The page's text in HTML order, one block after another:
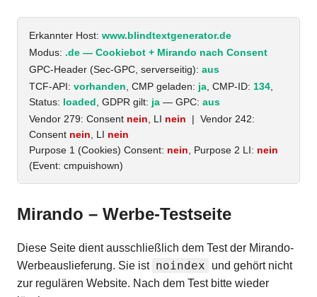
Erkannter Host: www.blindtextgenerator.de
Modus: .de — Cookiebot + Mirando nach Consent
GPC-Header (Sec-GPC, serverseitig): aus
TCF-API: vorhanden , CMP geladen: ja , CMP-ID: 134
Status: loaded , GDPR gilt: ja — GPC: aus
Vendor 279: Consent nein , LI nein | Vendor 242:
Consent nein , LI nein
Purpose 1 (Cookies) Consent: nein , Purpose 2 LI: nein
(Event: cmpuishown)
Mirando – Werbe-Testseite
Diese Seite dient ausschließlich dem Test der Mirando-
Werbeauslieferung. Sie ist noindex
und gehört nicht
zur regulären Website. Nach dem Test bitte wieder